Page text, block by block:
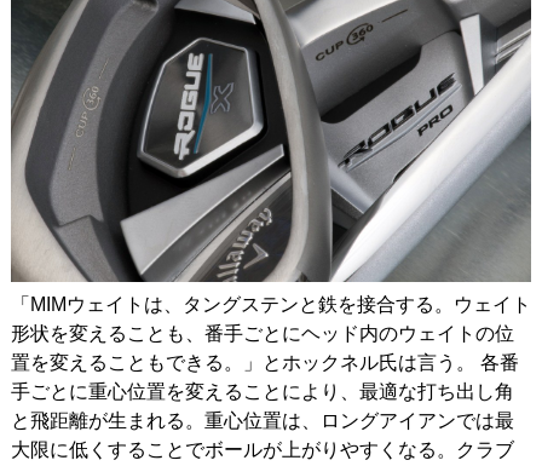
「MIMウェイトは、タングステンと鉄を接合する。ウェイト
形状を変えることも、番手ごとにヘッド内のウェイトの位
置を変えることもできる。」とホックネル氏は言う。 各番
手ごとに重心位置を変えることにより、最適な打ち出し角
と飛距離が生まれる。重心位置は、ロングアイアンでは最
大限に低くすることでボールが上がりやすくなる。クラブ